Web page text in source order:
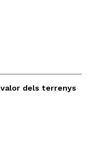
dels terrenys